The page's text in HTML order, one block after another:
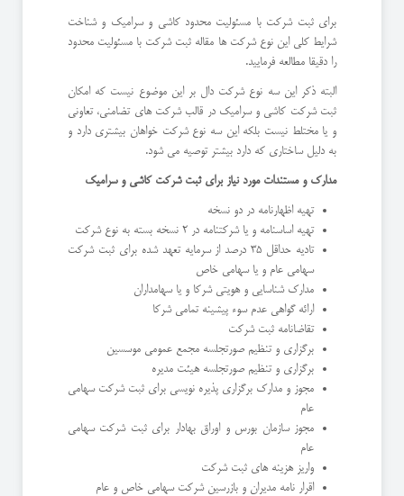
برای ثبت شرکت با مسئولیت محدود کاشی و سرامیک و شناخت
شرایط کلی این نوع شرکت ها مقاله ثبت شرکت با مسئولیت محدود
را دقیقا مطالعه فرمایید.
البته ذکر این سه نوع شرکت دال بر این موضوع نیست که امکان
ثبت شرکت کاشی و سرامیک در قالب شرکت های تضامنی، تعاونی
و یا مختلط نیست بلکه این سه نوع شرکت خواهان بیشتری دارد و
به دلیل ساختاری که دارد بیشتر توصیه می شود.
مدارک و مستندات مورد نیاز برای ثبت شرکت کاشی و سرامیک
تهیه اظهارنامه در دو نسخه
تهیه اساسنامه و یا شرکتنامه در 2 نسخه بسته به نوع شرکت
تادیه حداقل 35 درصد از سرمایه تعهد شده برای ثبت شرکت
سهامی عام و یا سهامی خاص
مدارک شناسایی و هویتی شرکا و یا سهامداران
ارائه گواهی عدم سوء پیشینه تمامی شرکا
تقاضانامه ثبت شرکت
برگزاری و تنظیم صورتجلسه مجمع عمومی موسسین
برگزاری و تنظیم صورتجلسه هیئت مدیره
مجوز و مدارک برگزاری پذیره نویسی برای ثبت شرکت سهامی
عام
مجوز سازمان بورس و اوراق بهادار برای ثبت شرکت سهامی
عام
واریز هزینه های ثبت شرکت
اقرار نامه مدیران و بازرسین شرکت سهامی خاص و عام